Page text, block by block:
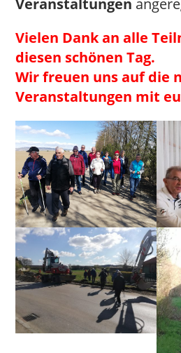
Veranstaltungen
Vielen Dank an alle
diesen schönen Tag.
Wir freuen uns auf die
Veranstaltungen mit